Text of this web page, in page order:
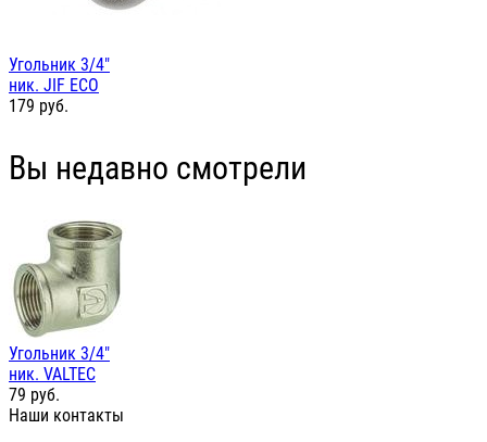
Угольник 3/4"
ник. JIF ЕСО
179 руб.
Вы недавно смотрели
Угольник 3/4"
ник. VALTEC
79 руб.
Наши контакты